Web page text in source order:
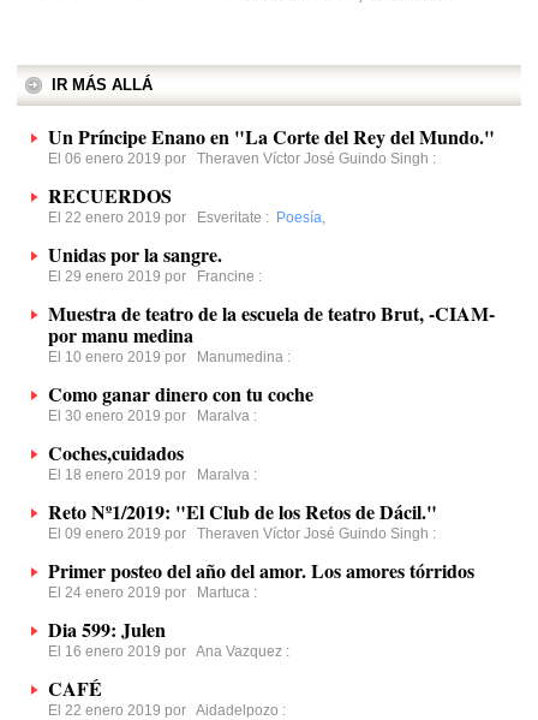
IR MÁS ALLÁ
Un Príncipe Enano en "La Corte del Rey del Mundo."
El 06 enero 2019 por Theraven Víctor José Guindo Singh :
RECUERDOS
El 22 enero 2019 por Esveritate : Poesía,
Unidas por la sangre.
El 29 enero 2019 por Francine :
Muestra de teatro de la escuela de teatro Brut, -CIAM-
por manu medina
El 10 enero 2019 por Manumedina :
Como ganar dinero con tu coche
El 30 enero 2019 por Maralva :
Coches,cuidados
El 18 enero 2019 por Maralva :
Reto Nº1/2019: "El Club de los Retos de Dácil."
El 09 enero 2019 por Theraven Víctor José Guindo Singh :
Primer posteo del año del amor. Los amores tórridos
El 24 enero 2019 por Martuca :
Dia 599: Julen
El 16 enero 2019 por Ana Vazquez :
CAFÉ
El 22 enero 2019 por Aidadelpozo :